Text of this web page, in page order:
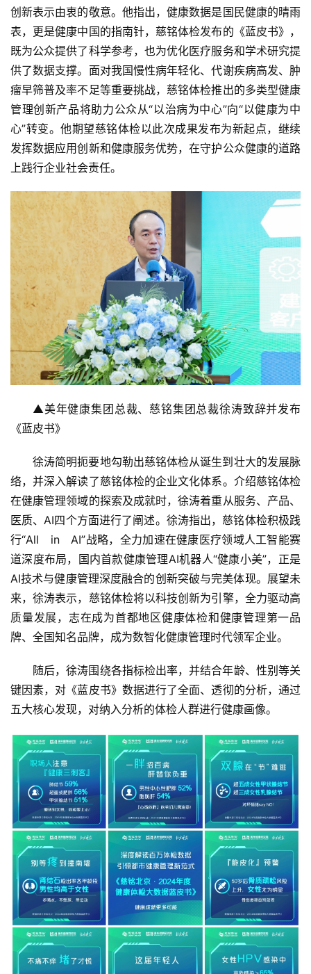
首
页
资
讯
业
生
活
科
技
财
经
教
育
注册
创新表示由衷的敬意。他指出，健康数据是国民健康的晴雨
表，更是健康中国的指南针，慈铭体检发布的《蓝皮书》，
既为公众提供了科学参考，也为优化医疗服务和学术研究提
供了数据支撑。面对我国慢性病年轻化、代谢疾病高发、肿
瘤早筛普及率不足等重要挑战，慈铭体检推出的多类型健康
管理创新产品将助力公众从“以治病为中心”向“以健康为中
心”转变。他期望慈铭体检以此次成果发布为新起点，继续
发挥数据应用创新和健康服务优势，在守护公众健康的道路
上践行企业社会责任。
▲美年健康集团总裁、慈铭集团总裁徐涛致辞并发布
《蓝皮书》
徐涛简明扼要地勾勒出慈铭体检从诞生到壮大的发展脉
络，并深入解读了慈铭体检的企业文化体系。介绍慈铭体检
在健康管理领域的探索及成就时，徐涛着重从服务、产品、
医质、AI四个方面进行了阐述。徐涛指出，慈铭体检积极践
行“All　in　AI”战略，全力加速在健康医疗领域人工智能赛
道深度布局，国内首款健康管理AI机器人“健康小美”，正是
AI技术与健康管理深度融合的创新突破与完美体现。展望未
来，徐涛表示，慈铭体检将以科技创新为引擎，全力驱动高
质量发展，志在成为首都地区健康体检和健康管理第一品
牌、全国知名品牌，成为数智化健康管理时代领军企业。
随后，徐涛围绕各指标检出率，并结合年龄、性别等关
键因素，对《蓝皮书》数据进行了全面、透彻的分析，通过
五大核心发现，对纳入分析的体检人群进行健康画像。